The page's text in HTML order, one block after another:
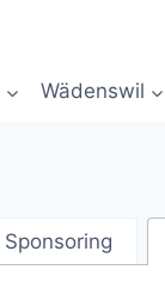
Wädenswil
Sponsoring